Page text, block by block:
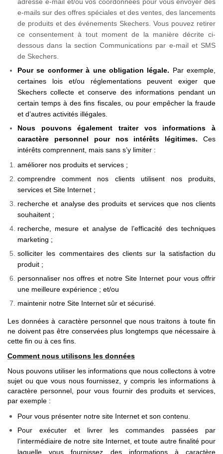
e-mails sur des offres spéciales et des ventes, des lancements
de produits et des événements Skechers. Vous pouvez retirer
ce consentement à tout moment de la manière décrite ci-
dessous dans la section Communications par e-mail et SMS
de Skechers.
Pour se conformer à une obligation légale. Par exemple,
certaines lois et/ou réglementations peuvent exiger que
Skechers collecte et conserve des informations pendant un
certain temps à des fins fiscales, ou pour empêcher la fraude
et d’autres activités illégales.
Nous pouvons également traiter vos informations à
caractère personnel pour nos intérêts légitimes. Ces
intérêts comprennent, mais sans s’y limiter :
améliorer nos produits et services ;
comprendre comment nos clients utilisent nos produits,
services et Site Internet ;
recherche et analyse des produits et services que nos clients
souhaitent ;
recherche, mesure et analyse de l’efficacité des techniques
marketing ;
solliciter les commentaires des clients sur la satisfaction du
produit ;
personnaliser nos offres et notre Site Internet pour vous offrir
une meilleure expérience ; et/ou
maintenir notre Site Internet sûr et sécurisé.
Les données à caractère personnel que nous traitons à toute fin
ne doivent pas être conservées plus longtemps que nécessaire à
cette fin ou à ces fins.
Comment nous utilisons les données
Nous pouvons utiliser les informations que nous collectons à votre
sujet ou que vous nous fournissez, y compris les informations à
caractère personnel, pour vous fournir des produits et services,
par exemple :
Pour vous présenter notre site Internet et son contenu.
Pour exécuter et livrer les commandes passées par
l’intermédiaire de notre site Internet, et toute autre finalité pour
laquelle vous fournissez des informations à caractère